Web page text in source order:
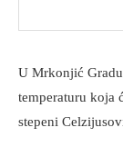
U Mrkonjić
temperaturu koja
stepeni